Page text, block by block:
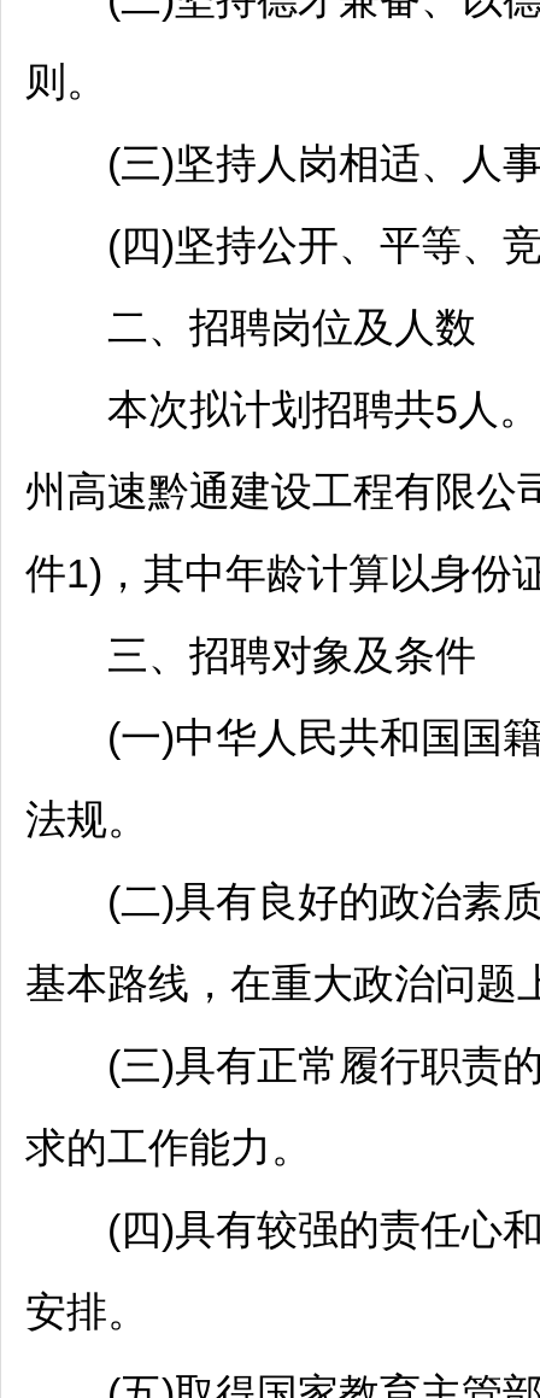
则。
(三)坚持人岗相适、人事
(四)坚持公开、平等、竞
二、 招聘岗位及人数
本次拟计划 招聘共5人
州高速黔通建设工程有限公
件1)，其中年龄计算以身份
三、 招聘对象及条件
(一)中华人民共和国国籍
法规。
(二)具有良好的政治素质
基本路线，在重大政治问题
(三)具有正常履行职责的
求的工作能力。
(四)具有较强的责任心和
安排。